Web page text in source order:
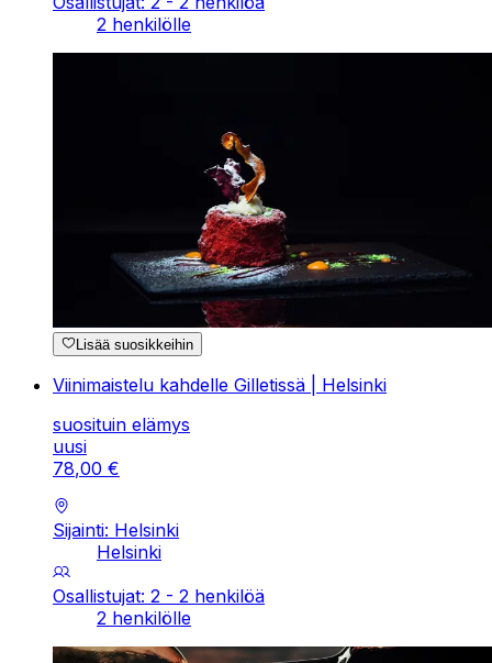
2 henkilölle
Lisää suosikkeihin
Viinimaistelu kahdelle Gilletissä | Helsinki
suosituin elämys
uusi
78,00 €
Sijainti: Helsinki
Helsinki
Osallistujat: 2 - 2 henkilöä
2 henkilölle